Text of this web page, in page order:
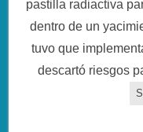
pastilla radiactiva
dentro de un
tuvo que
descartó riesgos